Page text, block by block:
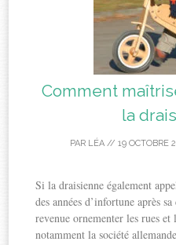
Comment
la
PAR LÉA// 19 OCTOBRE
Si la draisienne également
des années d’infortune après
revenue ornementer les rues et
notamment la société